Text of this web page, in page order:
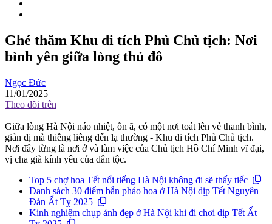
Ghé thăm Khu di tích Phủ Chủ tịch: Nơi
bình yên giữa lòng thủ đô
Ngọc Đức
11/01/2025
Theo dõi trên
Giữa lòng Hà Nội náo nhiệt, ồn ã, có một nơi toát lên vẻ thanh bình,
giản dị mà thiêng liêng đến lạ thường - Khu di tích Phủ Chủ tịch.
Nơi đây từng là nơi ở và làm việc của Chủ tịch Hồ Chí Minh vĩ đại,
vị cha già kính yêu của dân tộc.
Top 5 chợ hoa Tết nổi tiếng Hà Nội không đi sẽ thấy tiếc
Danh sách 30 điểm bắn pháo hoa ở Hà Nội dịp Tết Nguyên
Đán Ất Tỵ 2025
Kinh nghiệm chụp ảnh đẹp ở Hà Nội khi đi chơi dịp Tết Ất